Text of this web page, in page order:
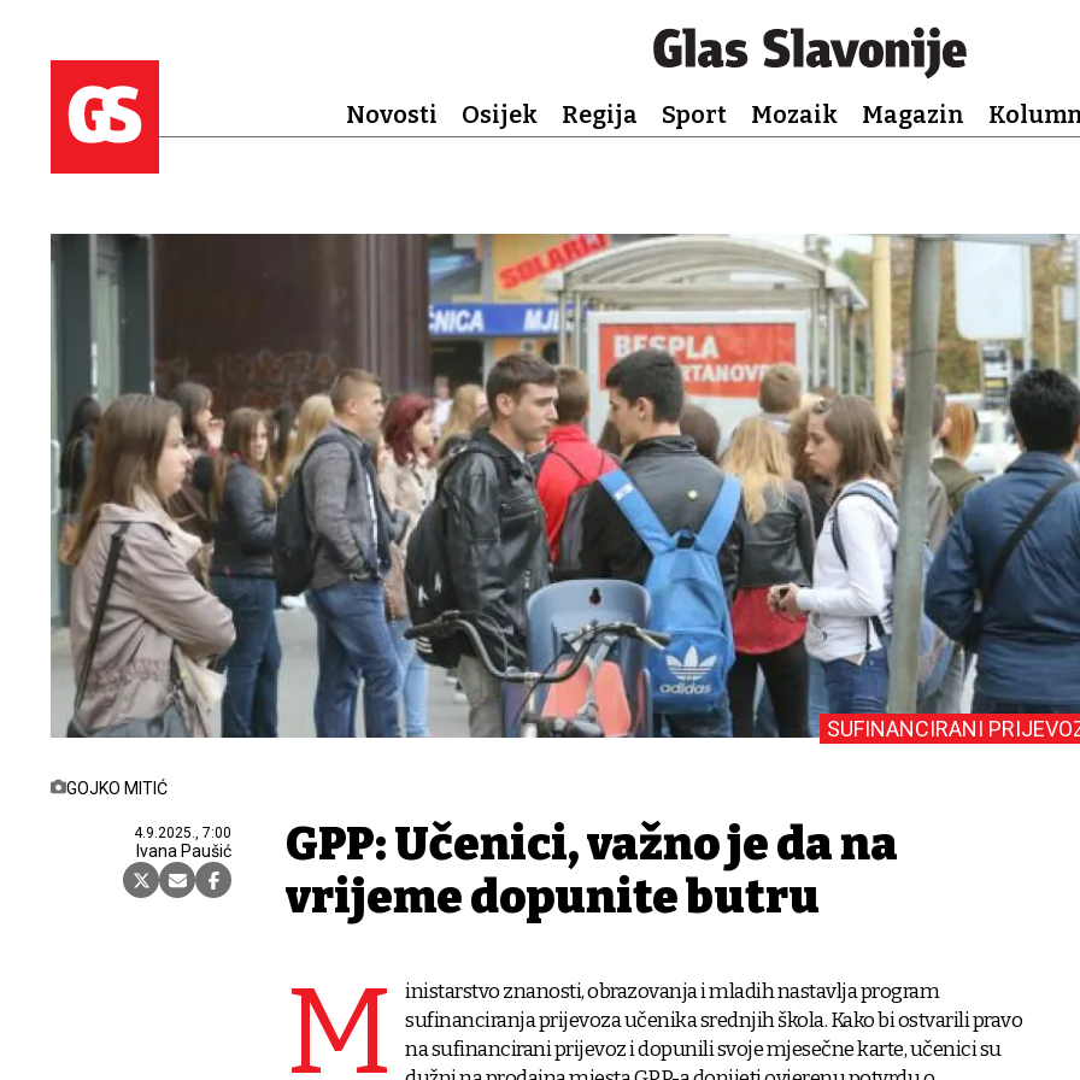
Novosti Osijek Regija Sport Mozaik Magazin
GOJKO MITIĆ
4.9.2025., 7:00
Ivana Paušić
SUFINANCIRANI
GPP: Učenici, važno je da na
vrijeme dopunite butru
M
inistarstvo znanosti, obrazovanja i mladih nastavlja program
sufinanciranja prijevoza učenika srednjih škola. Kako bi ostvarili pravo
na sufinancirani prijevoz i dopunili svoje mjesečne karte, učenici su